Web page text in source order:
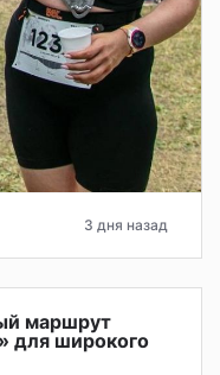
3 дня назад
маршрут
для широкого